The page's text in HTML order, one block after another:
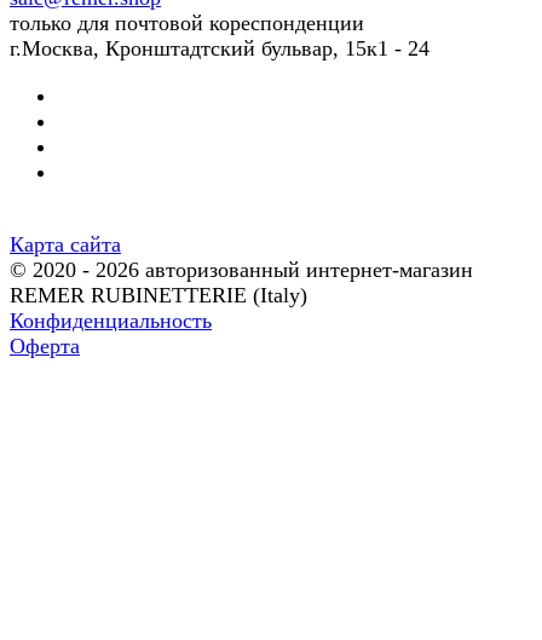
только для почтовой кореспонденции
г.Москва, Кронштадтский бульвар, 15к1 - 24
Карта сайта
© 2020 - 2026 авторизованный интернет-магазин
REMER RUBINETTERIE (Italy)
Конфиденциальность
Оферта